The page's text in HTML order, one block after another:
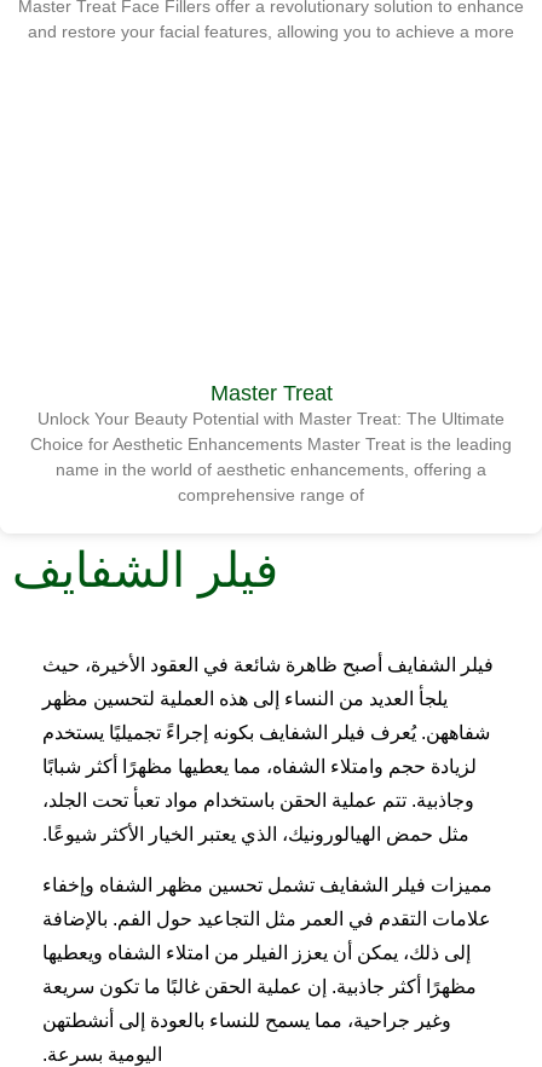
Master Treat Face Fillers offer a revolutionary solution to enhance
and restore your facial features, allowing you to achieve a more
Master Treat
Unlock Your Beauty Potential with Master Treat: The Ultimate
Choice for Aesthetic Enhancements Master Treat is the leading
name in the world of aesthetic enhancements, offering a
comprehensive range of
فيلر الشفايف
فيلر الشفايف أصبح ظاهرة شائعة في العقود الأخيرة، حيث
يلجأ العديد من النساء إلى هذه العملية لتحسين مظهر
شفاههن. يُعرف فيلر الشفايف بكونه إجراءً تجميليًا يستخدم
لزيادة حجم وامتلاء الشفاه، مما يعطيها مظهرًا أكثر شبابًا
وجاذبية. تتم عملية الحقن باستخدام مواد تعبأ تحت الجلد،
مثل حمض الهيالورونيك، الذي يعتبر الخيار الأكثر شيوعًا.
مميزات فيلر الشفايف تشمل تحسين مظهر الشفاه وإخفاء
علامات التقدم في العمر مثل التجاعيد حول الفم. بالإضافة
إلى ذلك، يمكن أن يعزز الفيلر من امتلاء الشفاه ويعطيها
مظهرًا أكثر جاذبية. إن عملية الحقن غالبًا ما تكون سريعة
وغير جراحية، مما يسمح للنساء بالعودة إلى أنشطتهن
اليومية بسرعة.